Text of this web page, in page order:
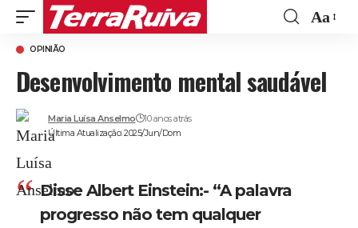
Aa
OPINIÃO
Desenvolvimento mental saudável
Última Atualização: 2025/Jun/Dom
Maria Luísa Anselmo 10 anos atrás
Disse Albert Einstein:- “A palavra
progresso não tem qualquer